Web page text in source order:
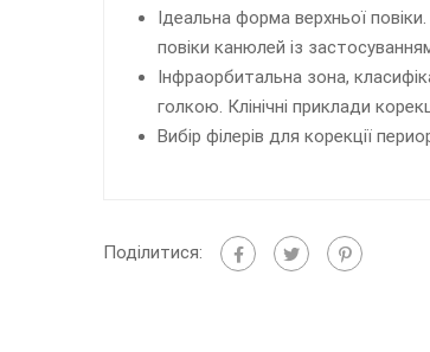
Ідеальна форма верхньої повіки.
повіки канюлей із
Інфраорбитальна зона,
голкою. Клінічні приклади
Вибір філерів для корекції
Поділитися: